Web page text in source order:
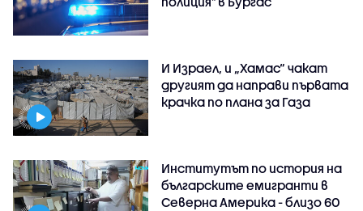
И Израел, и „Хамас“ чакат
другият да направи първата
крачка по плана за Газа
Институтът по история на
българските емигранти в
Северна Америка - близо 60